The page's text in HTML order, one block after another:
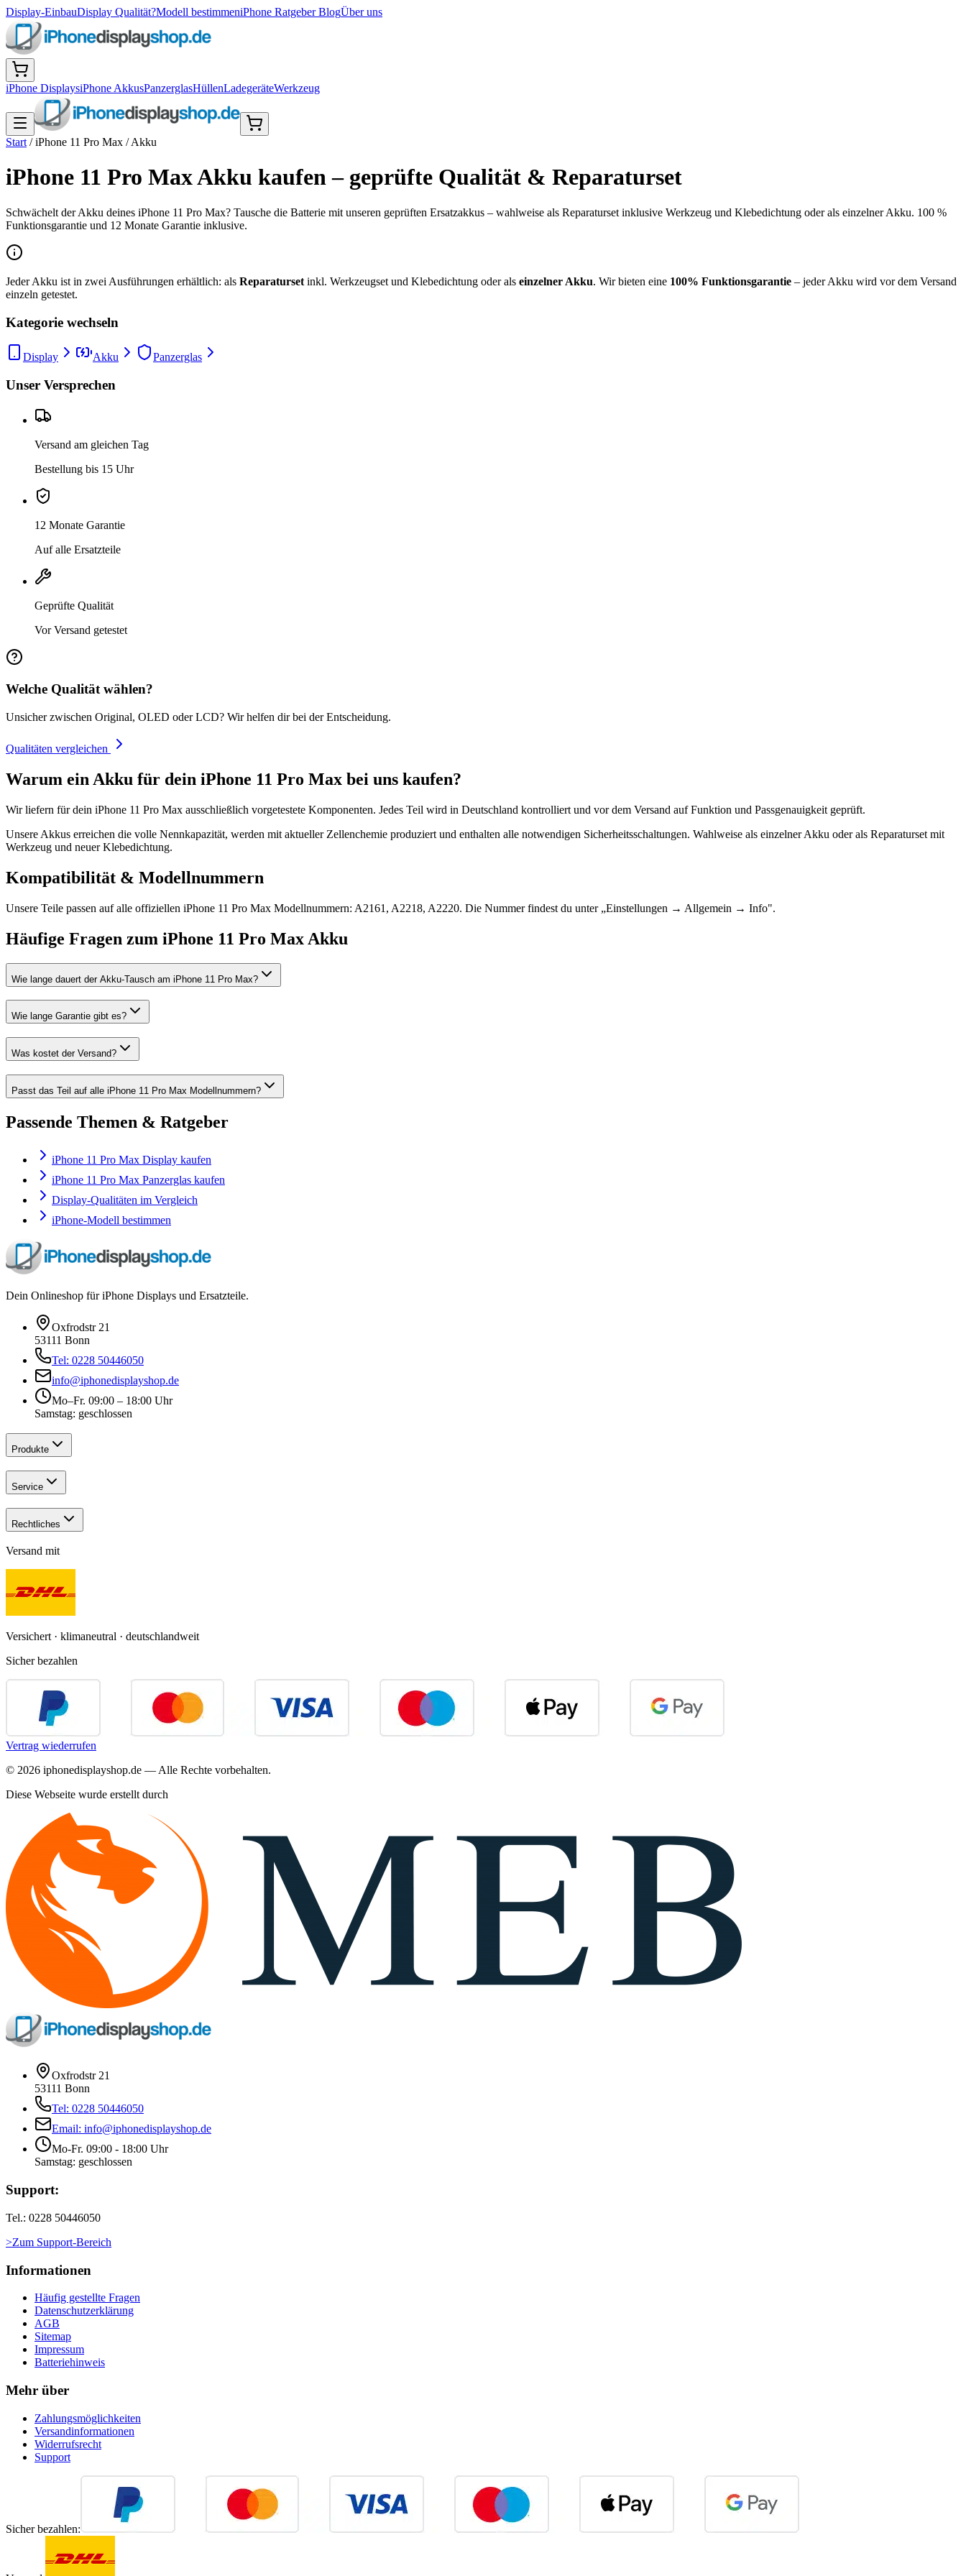
Display-EinbauDisplay Qualität?Modell bestimmeniPhone Ratgeber BlogÜber uns
iPhone DisplaysiPhone AkkusPanzerglasHüllenLadegeräteWerkzeug
Start /iPhone 11 Pro Max /Akku
iPhone 11 Pro Max Akku kaufen – geprüfte Qualität & Reparaturset
Schwächelt der Akku deines iPhone 11 Pro Max? Tausche die Batterie mit unseren geprüften Ersatzakkus – wahlweise als Reparaturset inklusive Werkzeug und Klebedichtung oder als einzelner Akku. 100 %
Funktionsgarantie und 12 Monate Garantie inklusive.
Jeder Akku ist in zwei Ausführungen erhältlich: als Reparaturset inkl. Werkzeugset und Klebedichtung oder als einzelner Akku. Wir bieten eine 100% Funktionsgarantie – jeder Akku wird vor dem Versand
einzeln getestet.
Kategorie wechseln
Display Akku Panzerglas
Unser Versprechen
Versand am gleichen Tag
Bestellung bis 15 Uhr
12 Monate Garantie
Auf alle Ersatzteile
Geprüfte Qualität
Vor Versand getestet
Welche Qualität wählen?
Unsicher zwischen Original, OLED oder LCD? Wir helfen dir bei der Entscheidung.
Qualitäten vergleichen
Warum ein Akku für dein iPhone 11 Pro Max bei uns kaufen?
Wir liefern für dein iPhone 11 Pro Max ausschließlich vorgetestete Komponenten. Jedes Teil wird in Deutschland kontrolliert und vor dem Versand auf Funktion und Passgenauigkeit geprüft.
Unsere Akkus erreichen die volle Nennkapazität, werden mit aktueller Zellenchemie produziert und enthalten alle notwendigen Sicherheitsschaltungen. Wahlweise als einzelner Akku oder als Reparaturset mit
Werkzeug und neuer Klebedichtung.
Kompatibilität & Modellnummern
Unsere Teile passen auf alle offiziellen iPhone 11 Pro Max Modellnummern: A2161, A2218, A2220. Die Nummer findest du unter „Einstellungen → Allgemein → Info".
Häufige Fragen zum iPhone 11 Pro Max Akku
Wie lange dauert der Akku-Tausch am iPhone 11 Pro Max?
Wie lange Garantie gibt es?
Was kostet der Versand?
Passt das Teil auf alle iPhone 11 Pro Max Modellnummern?
Passende Themen & Ratgeber
iPhone 11 Pro Max Display kaufen
iPhone 11 Pro Max Panzerglas kaufen
Display-Qualitäten im Vergleich
iPhone-Modell bestimmen
Dein Onlineshop für iPhone Displays und Ersatzteile.
Oxfrodstr 21
53111 Bonn
Tel: 0228 50446050
info@iphonedisplayshop.de
Mo–Fr. 09:00 – 18:00 Uhr
Samstag: geschlossen
Produkte
Service
Rechtliches
Versand mit
Versichert · klimaneutral · deutschlandweit
Sicher bezahlen
Vertrag wiederrufen
© 2026 iphonedisplayshop.de — Alle Rechte vorbehalten.
Diese Webseite wurde erstellt durch
Oxfrodstr 21
53111 Bonn
Tel: 0228 50446050
Email: info@iphonedisplayshop.de
Mo-Fr. 09:00 - 18:00 Uhr
Samstag: geschlossen
Support:
Tel.: 0228 50446050
>Zum Support-Bereich
Informationen
Häufig gestellte Fragen
Datenschutzerklärung
AGB
Sitemap
Impressum
Batteriehinweis
Mehr über
Zahlungsmöglichkeiten
Versandinformationen
Widerrufsrecht
Support
Sicher bezahlen: